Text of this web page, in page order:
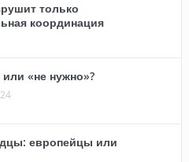
только
координация
«не нужно»?
европейцы или